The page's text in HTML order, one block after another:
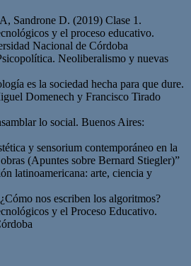
Sandrone D. (2019) Clase 1.
y el proceso educativo.
Nacional de Córdoba
Neoliberalismo y nuevas
es la sociedad hecha para que dure.
Domenech y Francisco Tirado
lo social. Buenos Aires:
y sensorium contemporáneo en la
(Apuntes sobre Bernard Stiegler)”
latinoamericana: arte, ciencia y
nos escriben los algoritmos?
y el Proceso Educativo.